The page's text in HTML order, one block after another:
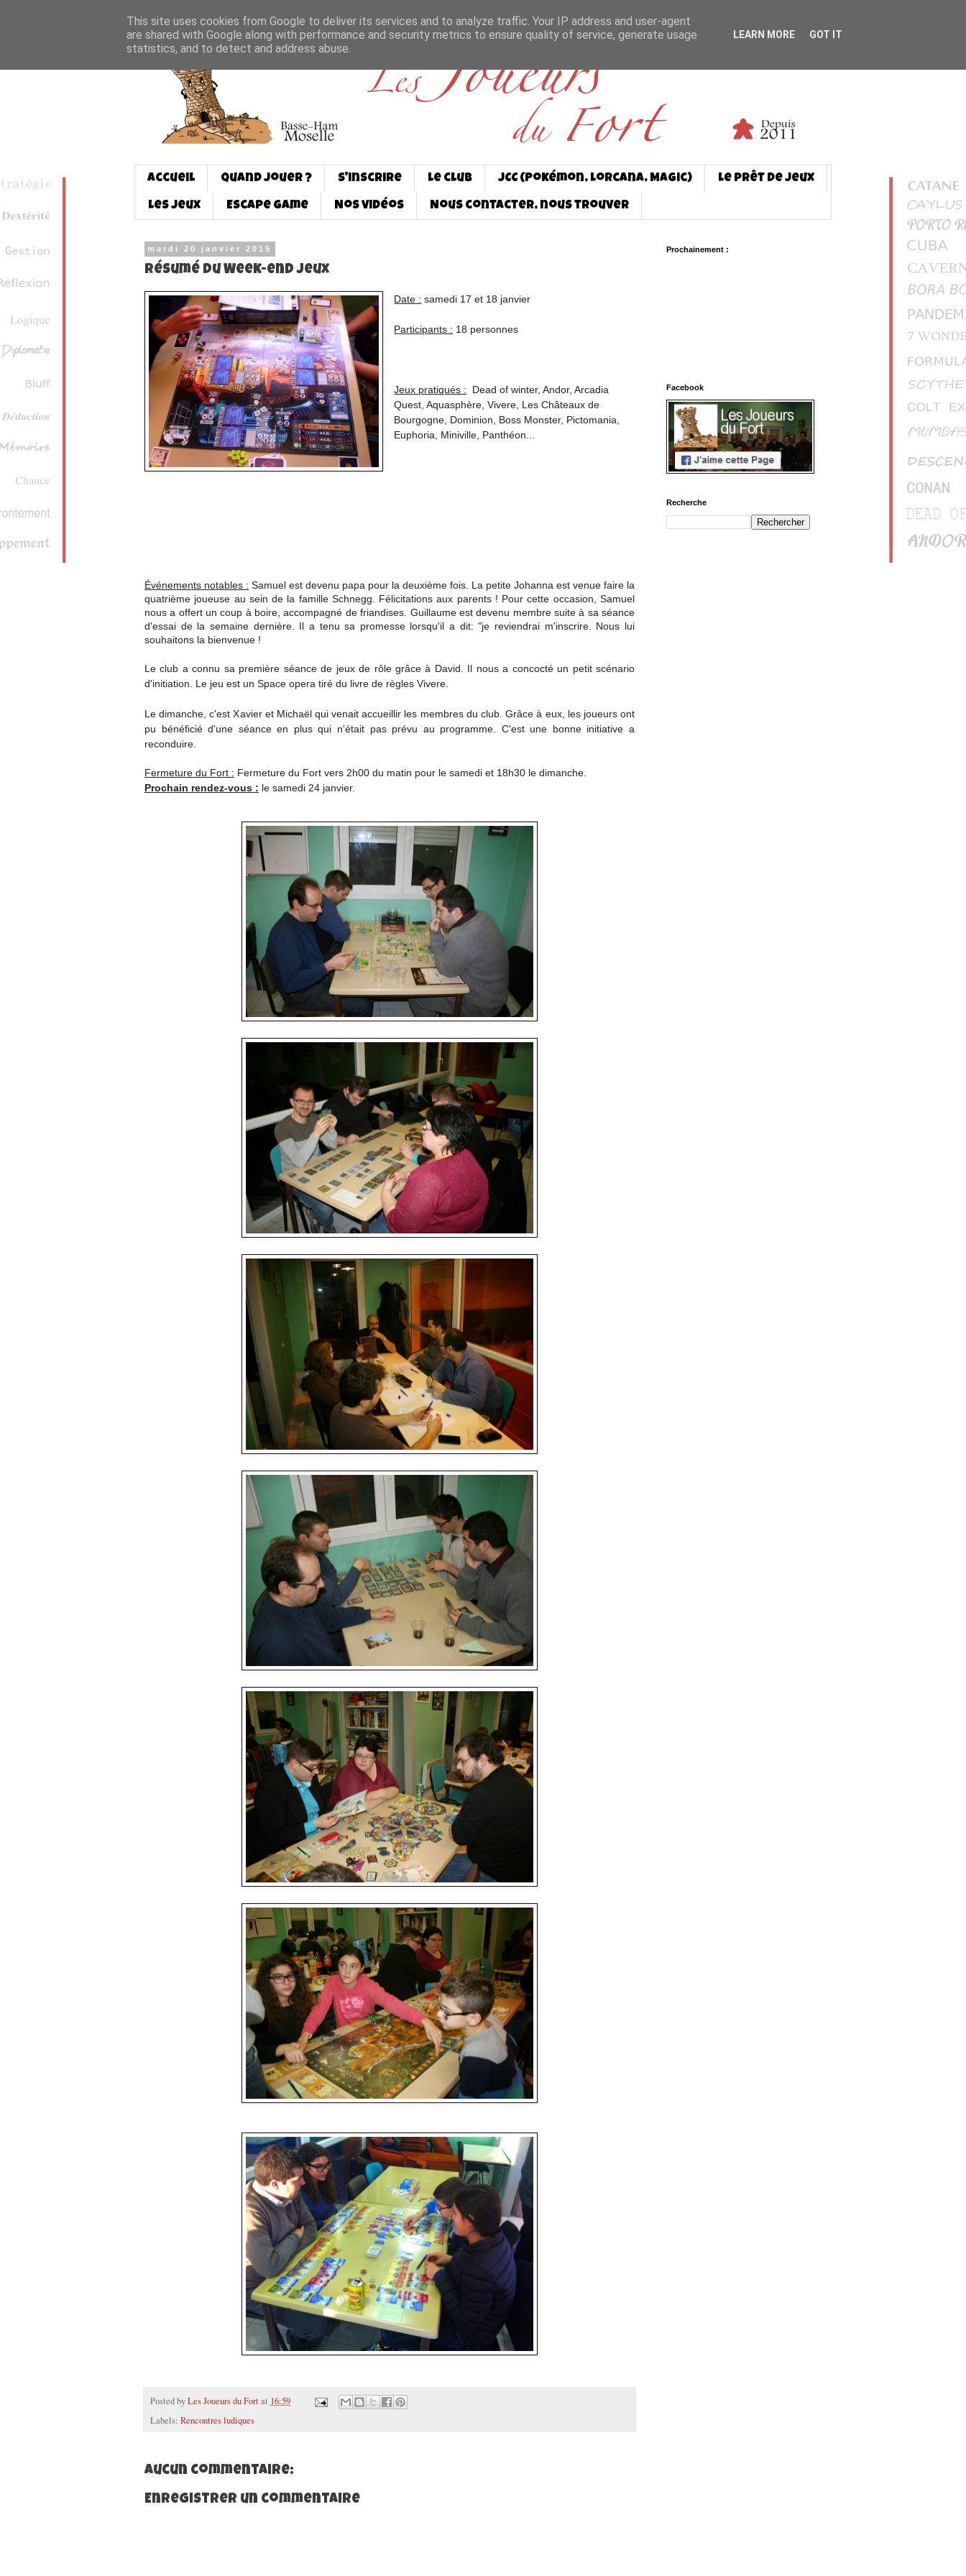
Accueil Quand jouer ? S'inscrire Le club JCC (Pokémon, Lorcana, Magic) Le prêt de jeux
Les jeux Escape game Nos vidéos Nous contacter, nous trouver
mardi 20 janvier 2015
Résumé du Week-end jeux
Date : samedi 17 et 18 janvier
Participants : 18 personnes
Jeux pratiqués : Dead of winter, Andor, Arcadia
Quest, Aquasphère, Vivere, Les Châteaux de
Bourgogne, Dominion, Boss Monster, Pictomania,
Euphoria, Miniville, Panthéon...
Événements notables : Samuel est devenu papa pour la deuxième fois. La petite Johanna est venue faire la
quatrième joueuse au sein de la famille Schnegg. Félicitations aux parents ! Pour cette occasion, Samuel
nous a offert un coup à boire, accompagné de friandises. Guillaume est devenu membre suite à sa séance
d'essai de la semaine dernière. Il a tenu sa promesse lorsqu'il a dit: "je reviendrai m'inscrire. Nous lui
souhaitons la bienvenue !
Le club a connu sa première séance de jeux de rôle grâce à David. Il nous a concocté un petit scénario
d'initiation. Le jeu est un Space opera tiré du livre de règles Vivere.
Le dimanche, c'est Xavier et Michaël qui venait accueillir les membres du club. Grâce à eux, les joueurs ont
pu bénéficié d'une séance en plus qui n'était pas prévu au programme. C'est une bonne initiative a
reconduire.
Fermeture du Fort : Fermeture du Fort vers 2h00 du matin pour le samedi et 18h30 le dimanche.
Prochain rendez-vous : le samedi 24 janvier.
Posted byLes Joueurs du Fortat 16:59
Labels: Rencontres ludiques
Aucun commentaire:
Enregistrer un commentaire
Prochainement :
Facebook
Recherche
This site uses cookies from Google to deliver its services and to analyze traffic. Your IP address and user-agent
are shared with Google along with performance and security metrics to ensure quality of service, generate usage
statistics, and to detect and address abuse.
LEARN MORE GOT IT